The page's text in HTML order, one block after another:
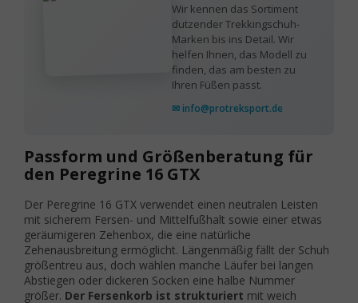
Wir kennen das Sortiment
dutzender Trekkingschuh-
Marken bis ins Detail. Wir
helfen Ihnen, das Modell zu
finden, das am besten zu
Ihren Füßen passt.
✉ info@protreksport.de
Passform und Größenberatung für
den Peregrine 16 GTX
Der Peregrine 16 GTX verwendet einen neutralen Leisten
mit sicherem Fersen- und Mittelfußhalt sowie einer etwas
geräumigeren Zehenbox, die eine natürliche
Zehenausbreitung ermöglicht. Längenmäßig fällt der Schuh
größentreu aus, doch wählen manche Läufer bei langen
Abstiegen oder dickeren Socken eine halbe Nummer
größer. Der Fersenkorb ist strukturiert mit weich